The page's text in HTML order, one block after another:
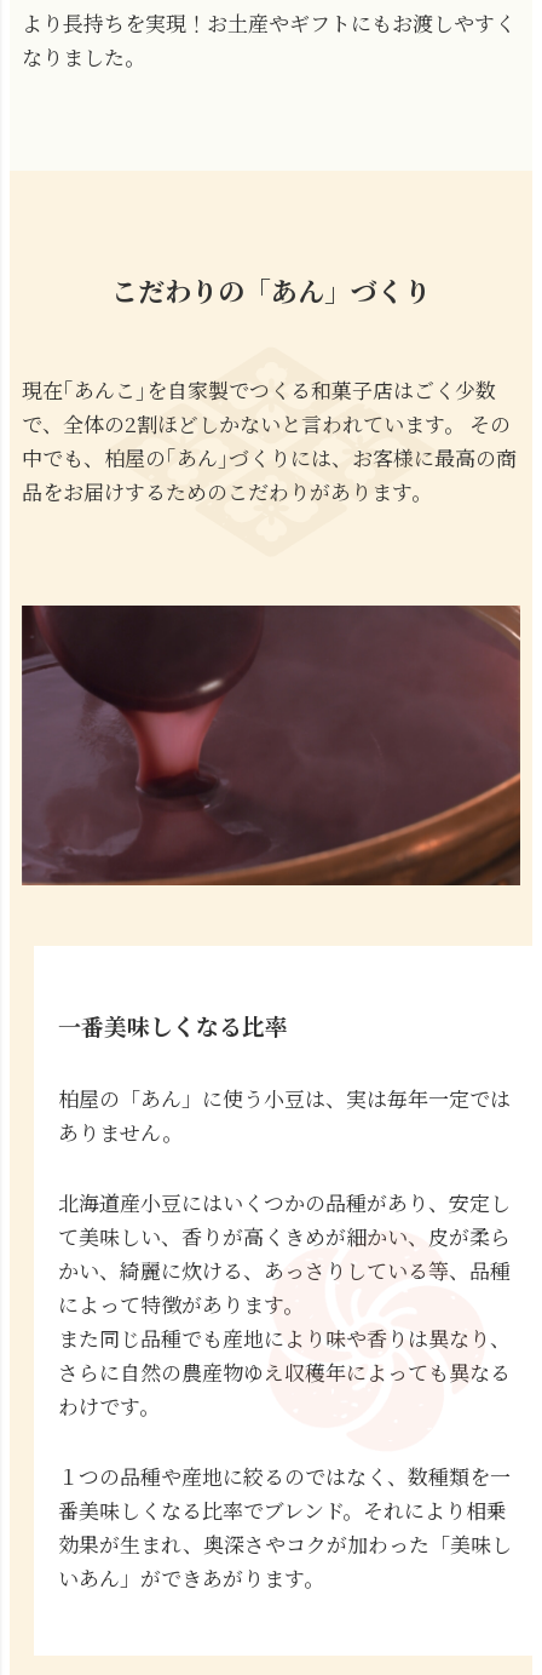
より長持ちを実現！お土産やギフトにもお渡しやすく
なりました。
こだわりの「あん」づくり
現在｢あんこ｣を自家製でつくる和菓子店はごく少数
で、全体の2割ほどしかないと言われています。 その
中でも、柏屋の｢あん｣づくりには、お客様に最高の商
品をお届けするためのこだわりがあります。
一番美味しくなる比率
柏屋の「あん」に使う小豆は、実は毎年一定では
ありません。
北海道産小豆にはいくつかの品種があり、安定し
て美味しい、香りが高くきめが細かい、皮が柔ら
かい、綺麗に炊ける、あっさりしている等、品種
によって特徴があります。
また同じ品種でも産地により味や香りは異なり、
さらに自然の農産物ゆえ収穫年によっても異なる
わけです。
１つの品種や産地に絞るのではなく、数種類を一
番美味しくなる比率でブレンド。それにより相乗
効果が生まれ、奥深さやコクが加わった「美味し
いあん」ができあがります。